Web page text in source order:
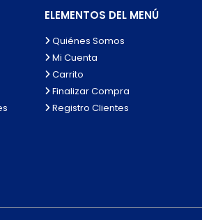
ELEMENTOS DEL MENÚ
Quiénes Somos
Mi Cuenta
Carrito
Finalizar Compra
Registro Clientes